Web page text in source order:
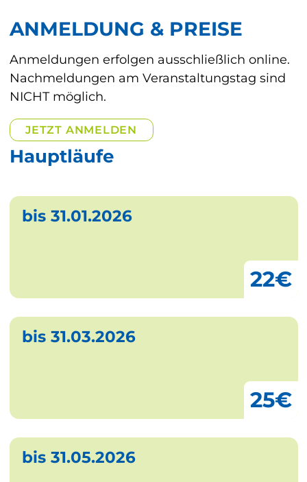
ANMELDUNG & PREISE
Anmeldungen erfolgen ausschließlich online.
Nachmeldungen am Veranstaltungstag sind
NICHT möglich.
JETZT ANMELDEN
Hauptläufe
bis 31.01.2026
22€
bis 31.03.2026
25€
bis 31.05.2026